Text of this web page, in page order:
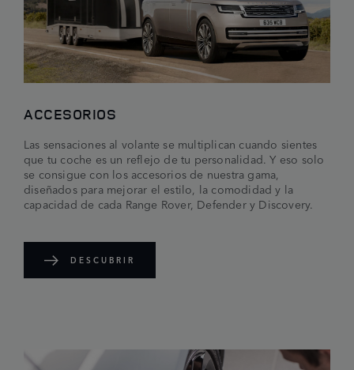
ACCESORIOS
Las sensaciones al volante se multiplican cuando sientes
que tu coche es un reflejo de tu personalidad. Y eso solo
se consigue con los accesorios de nuestra gama,
diseñados para mejorar el estilo, la comodidad y la
capacidad de cada Range Rover, Defender y Discovery.
DESCUBRIR